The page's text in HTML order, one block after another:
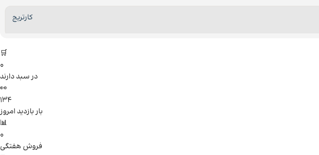
کارتریج
🛒
0
در سبد دارند
👀
134
بار بازدید امروز
📊
0
فروش هفتگی